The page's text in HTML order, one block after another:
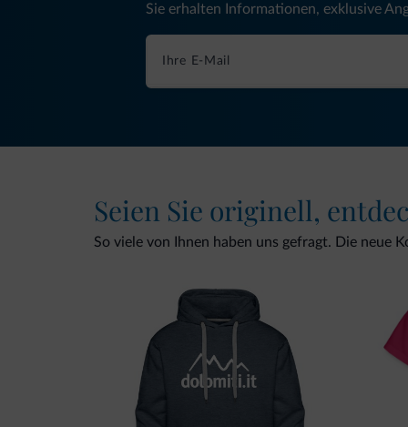
Sie erhalten Informationen, exklusive
Seien Sie originell,
So viele von Ihnen haben uns gefragt. Die neue